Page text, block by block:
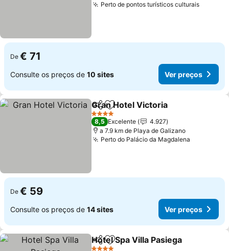
Perto de pontos turísticos culturais
De € 71
Consulte os preços de 10 sites Ver preços
PartilharAdicionar aos favoritos
Gran Hotel Victoria
4 Estrelas
8,5 Excelente
4.927
a 7.9 km de Playa de Galizano
Perto do Palácio da Magdalena
De € 59
Consulte os preços de 14 sites Ver preços
PartilharAdicionar aos favoritos
Hotel Spa Villa Pasiega